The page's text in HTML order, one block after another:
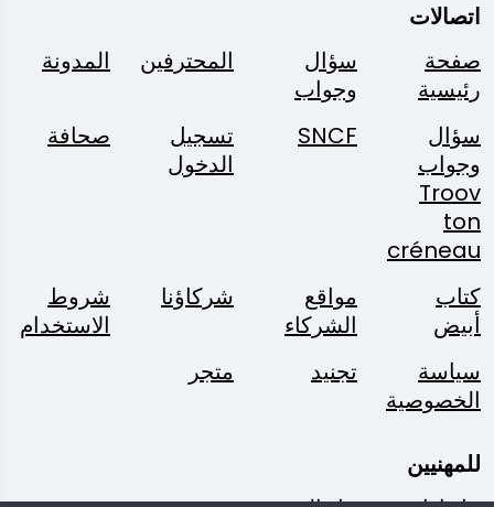
اتصالات
صفحة
رئيسية
سؤال
وجواب
المحترفين المدونة
سؤال
وجواب
Troov
ton
créneau
SNCF
تسجيل
الدخول
صحافة
كتاب
أبيض
مواقع
الشركاء
شركاؤنا
شروط
الاستخدام
سياسة
الخصوصية
تجنيد متجر
للمهنيين